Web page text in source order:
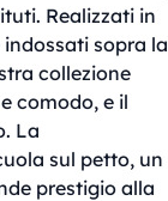
Realizzati in
sopra la
collezione
comodo, e il
La
sul petto, un
prestigio alla